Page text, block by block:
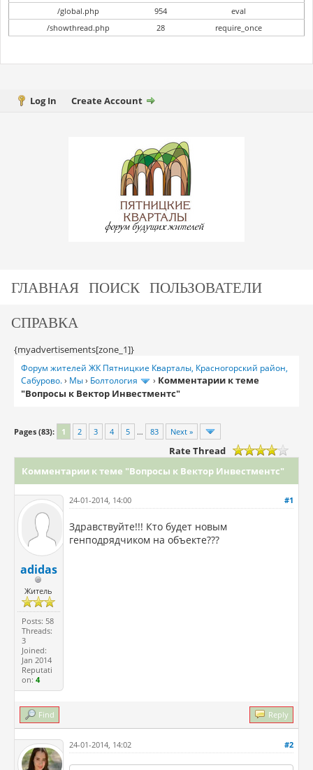
/global.php
954
eval
/showthread.php
28 require_once
Log In Create Account
ГЛАВНАЯ ПОИСК ПОЛЬЗОВАТЕЛИ
СПРАВКА
{myadvertisements[zone_1]}
Форум жителей ЖК Пятницкие Кварталы, Красногорский район,
Сабурово.› Мы› Болтология › Комментарии к теме
"Вопросы к Вектор Инвестментс"
Pages (83): 1 2 3 4 5 … 83 Next »
Rate Thread
Комментарии к теме "Вопросы к Вектор Инвестментс"
adidas
Житель
Posts: 58
Threads:
3
Joined:
Jan 2014
Reputati
on:4
#1
24-01-2014, 14:00
Здравствуйте!!! Кто будет новым
генподрядчиком на объекте???
Find Reply
#2
24-01-2014, 14:02